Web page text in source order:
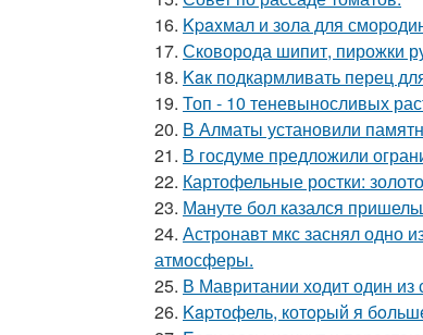
16. Kpaxмал и зола для
17. Сковорода шипит, пирожки
18. Kaк подкармливать перец
19. Топ - 10 теневыносливых
20. В Алматы установили
21. В госдуме предложили
22. Картофельные ростки:
23. Мануте бол казался
24. Астронавт мкс заснял одно
атмосферы.
25. В Мавритании ходит один
26. Kapтофель, котopый я